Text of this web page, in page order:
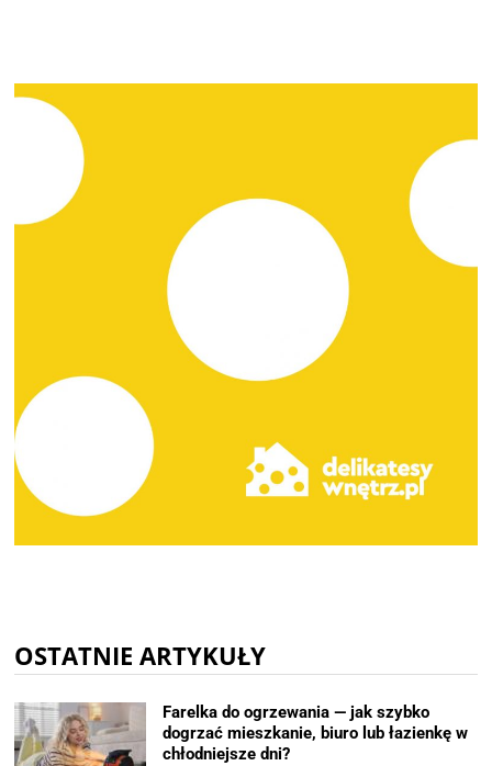
OSTATNIE ARTYKUŁY
Farelka do ogrzewania — jak szybko
dogrzać mieszkanie, biuro lub łazienkę w
chłodniejsze dni?